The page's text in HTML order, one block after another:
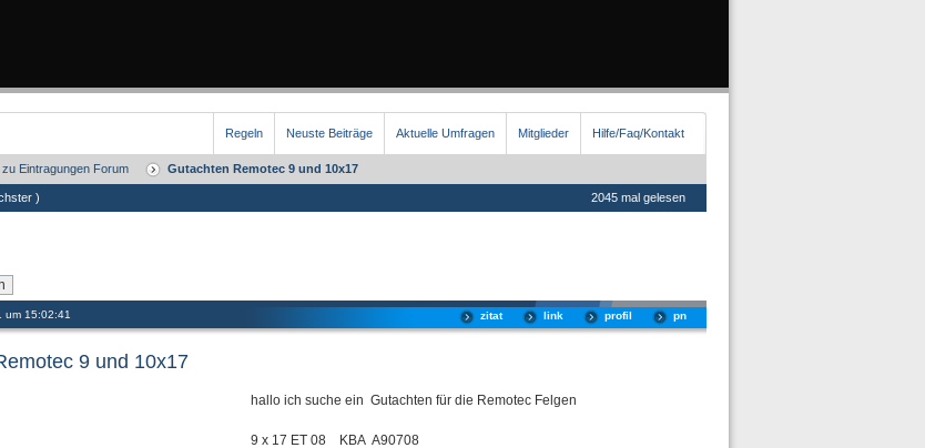
Regeln Neuste Beiträge Aktuelle Umfragen Mitglieder Hilfe/Faq/Kontakt
Eintragungen Forum Gutachten Remotec 9 und 10x17
) 2045 mal gelesen
um 15:02:41 pn
profil
link
zitat
9 und 10x17
hallo ich suche ein Gutachten für die Remotec Felgen
9 x 17 ET 08 KBA A90708